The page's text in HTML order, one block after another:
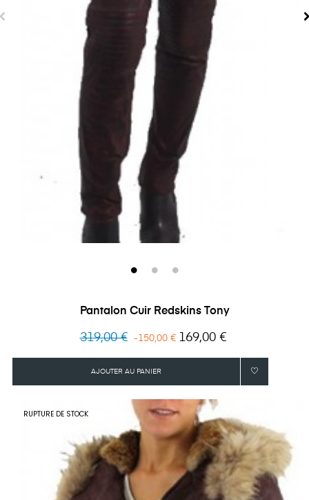
Pantalon Cuir Redskins Tony
Prix
319,00 € -150,00 € Prix
169,00 €
AJOUTER AU PANIER
RUPTURE DE STOCK